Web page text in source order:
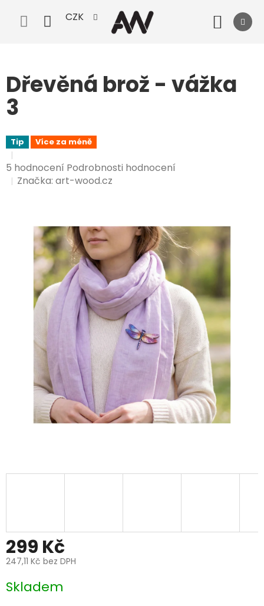
obsah
CZK
Dřevěná brož - vážka
3
Tip Více za méně
Průměrné
hodnocení
hvězdiček.
5 hodnocení Podrobnosti hodnocení
Značka:art-wood.cz
299 Kč
247,11 Kč bez DPH
Měrná
cena:
Skladem